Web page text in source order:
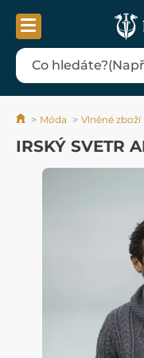
Móda Vlněné zboží
IRSKÝ SVETR